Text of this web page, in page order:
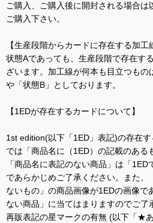
ご購入、ご購入後に開封される場合
ご購入下さい。
【生産段階からカードに存在する加工
状態Aであっても、生産段階で存在す
ざいます。加工線が何本も目立つもの
や「状態B」としております。
【1EDが存在するカードについて】
1st edition(以下「1ED」表記)の存在
では「商品名に（1ED）の記載のある
「商品名に表記のない商品」は「
であらかじめご了承ください。また
ないもの」の商品画像が1EDの画像で
ない商品」に当てはまりますのでご了
再販表記の星マークの有無 (以下「★